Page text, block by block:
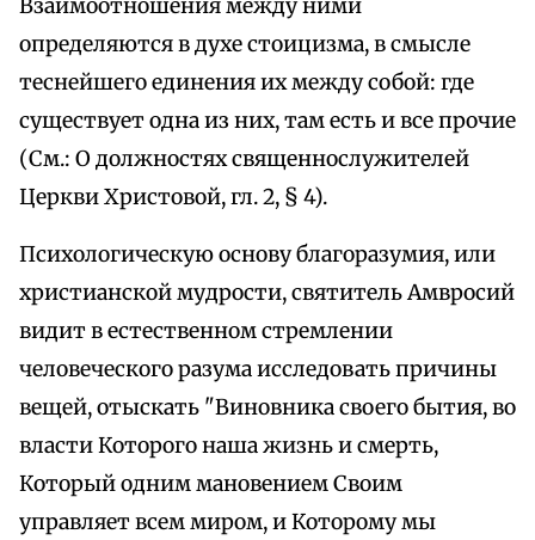
Взаимоотношения между ними
определяются в духе стоицизма, в смысле
теснейшего единения их между собой: где
существует одна из них, там есть и все прочие
(См.: О должностях священнослужителей
Церкви Христовой, гл. 2, § 4).
Психологическую основу благоразумия, или
христианской мудрости, святитель Амвросий
видит в естественном стремлении
человеческого разума исследовать причины
вещей, отыскать "Виновника своего бытия, во
власти Которого наша жизнь и смерть,
Который одним мановением Своим
управляет всем миром, и Которому мы